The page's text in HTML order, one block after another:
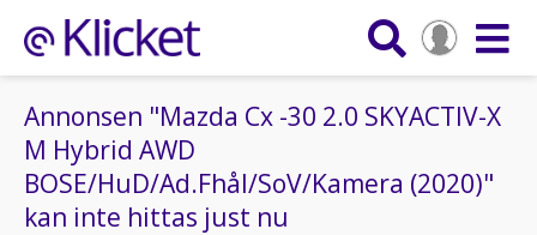
Annonsen "Mazda Cx -30 2.0 SKYACTIV-X
M Hybrid AWD
BOSE/HuD/Ad.Fhål/SoV/Kamera (2020)"
kan inte hittas just nu